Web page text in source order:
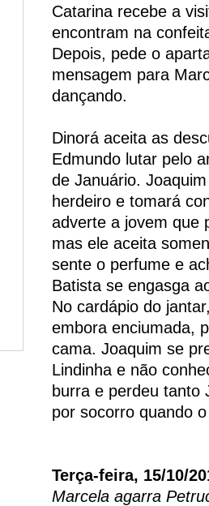
Catarina recebe a
encontram na
Depois, pede o
mensagem para
dançando.
Dinorá aceita as
Edmundo lutar pelo
de Januário.
herdeiro e tomará
adverte a jovem que
mas ele aceita
sente o perfume e
Batista se engasga
No cardápio do
embora enciumada,
cama. Joaquim se
Lindinha e não
burra e perdeu tanto
por socorro quando
Terça-feira, 15/10/
Marcela agarra